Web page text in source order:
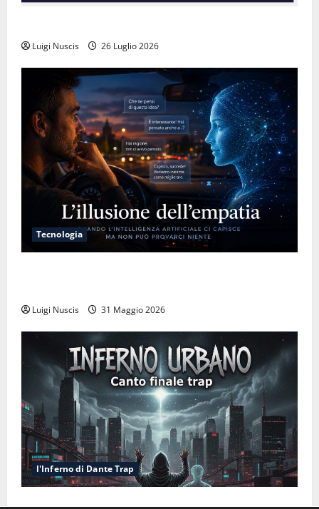
Luigi Nuscis 26 Luglio 2026
Tecnologia
Luigi Nuscis 31 Maggio 2026
l'Inferno di Dante Trap